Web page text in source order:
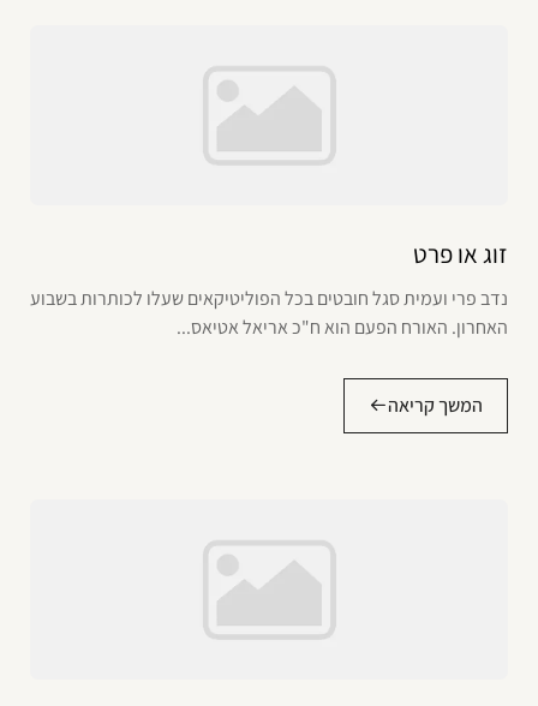
זוג או פרט
נדב פרי ועמית סגל חובטים בכל הפוליטיקאים שעלו לכותרות בשבוע
האחרון. האורח הפעם הוא ח"כ אריאל אטיאס...
המשך קריאה